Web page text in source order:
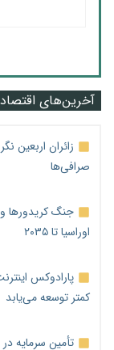
آخرین‌های
زائران اربعین
صرافی‌ها
اوراسیا تا ۲۰۳۵
پارادوکس
کمتر توسعه می‌یابد
تأمین سرمایه